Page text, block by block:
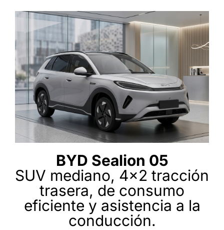
BYD Sealion 05
SUV mediano, 4x2 tracción
trasera, de consumo
eficiente y asistencia a la
conducción.